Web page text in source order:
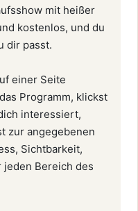
mit heißer
kostenlos, und du
dir passt.
einer Seite
Programm, klickst
interessiert,
zur angegebenen
Sichtbarkeit,
Bereich des